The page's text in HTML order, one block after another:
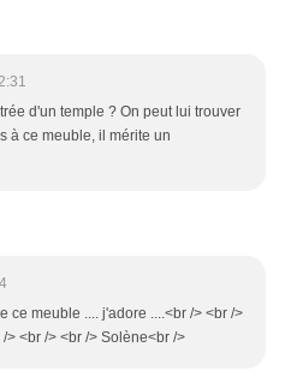
d'un temple ? On peut lui trouver
à ce meuble, il mérite un
ce meuble .... j'adore ....<br /> <br />
<br /> <br /> Solène<br />